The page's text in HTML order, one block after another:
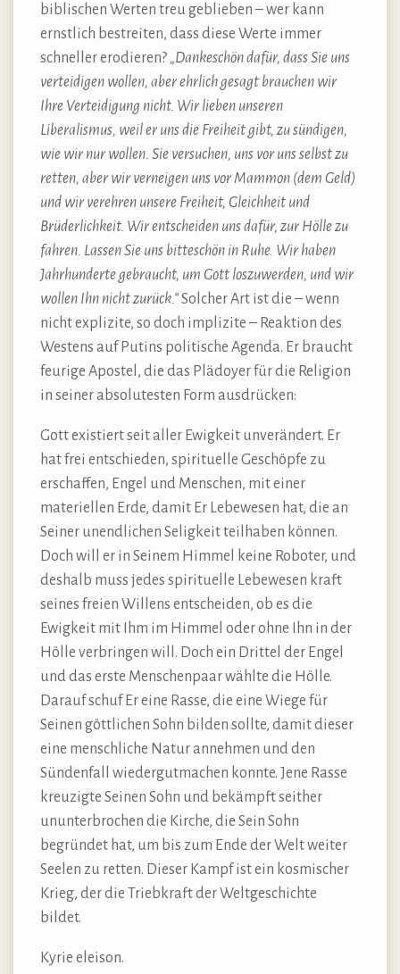
biblischen Werten treu geblieben – wer kann
ernstlich bestreiten, dass diese Werte immer
schneller erodieren? „Dankeschön dafür, dass Sie uns
verteidigen wollen, aber ehrlich gesagt brauchen wir
Ihre Verteidigung nicht. Wir lieben unseren
Liberalismus, weil er uns die Freiheit gibt, zu sündigen,
wie wir nur wollen. Sie versuchen, uns vor uns selbst zu
retten, aber wir verneigen uns vor Mammon (dem Geld)
und wir verehren unsere Freiheit, Gleichheit und
Brüderlichkeit. Wir entscheiden uns dafür, zur Hölle zu
fahren. Lassen Sie uns bitteschön in Ruhe. Wir haben
Jahrhunderte gebraucht, um Gott loszuwerden, und wir
wollen Ihn nicht zurück.“Solcher Art ist die – wenn
nicht explizite, so doch implizite – Reaktion des
Westens auf Putins politische Agenda. Er braucht
feurige Apostel, die das Plädoyer für die Religion
in seiner absolutesten Form ausdrücken:
Gott existiert seit aller Ewigkeit unverändert. Er
hat frei entschieden, spirituelle Geschöpfe zu
erschaffen, Engel und Menschen, mit einer
materiellen Erde, damit Er Lebewesen hat, die an
Seiner unendlichen Seligkeit teilhaben können.
Doch will er in Seinem Himmel keine Roboter, und
deshalb muss jedes spirituelle Lebewesen kraft
seines freien Willens entscheiden, ob es die
Ewigkeit mit Ihm im Himmel oder ohne Ihn in der
Hölle verbringen will. Doch ein Drittel der Engel
und das erste Menschenpaar wählte die Hölle.
Darauf schuf Er eine Rasse, die eine Wiege für
Seinen göttlichen Sohn bilden sollte, damit dieser
eine menschliche Natur annehmen und den
Sündenfall wiedergutmachen konnte. Jene Rasse
kreuzigte Seinen Sohn und bekämpft seither
ununterbrochen die Kirche, die Sein Sohn
begründet hat, um bis zum Ende der Welt weiter
Seelen zu retten. Dieser Kampf ist ein kosmischer
Krieg, der die Triebkraft der Weltgeschichte
bildet.
Kyrie eleison.